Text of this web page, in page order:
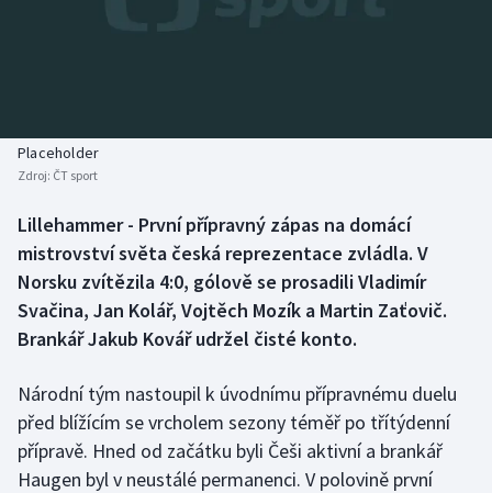
Biatlon
Box
Curling
Florbal
Futsal
Aplikace ČT sport
Placeholder
Zdroj: ČT sport
Lillehammer - První přípravný zápas na domácí
mistrovství světa česká reprezentace zvládla. V
Norsku zvítězila 4:0, gólově se prosadili Vladimír
Svačina, Jan Kolář, Vojtěch Mozík a Martin Zaťovič.
Brankář Jakub Kovář udržel čisté konto.
Národní tým nastoupil k úvodnímu přípravnému duelu
před blížícím se vrcholem sezony téměř po třítýdenní
přípravě. Hned od začátku byli Češi aktivní a brankář
Haugen byl v neustálé permanenci. V polovině první